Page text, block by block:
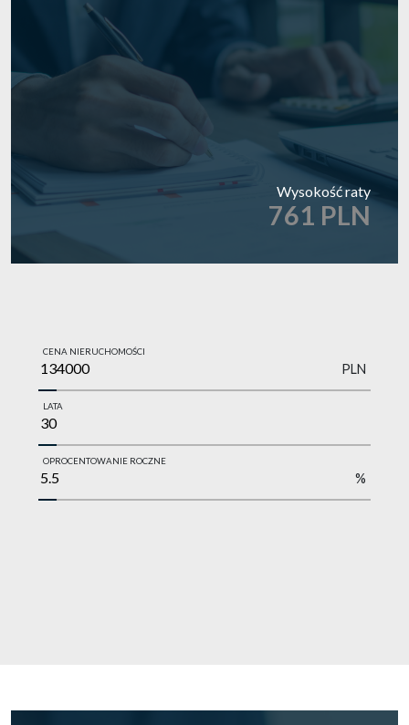
Wysokość raty
761 PLN
CENA NIERUCHOMOŚCI
PLN
LATA
OPROCENTOWANIE ROCZNE
%